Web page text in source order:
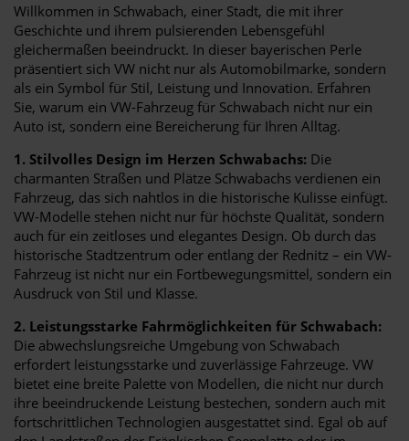
Willkommen in Schwabach, einer Stadt, die mit ihrer
Geschichte und ihrem pulsierenden Lebensgefühl
gleichermaßen beeindruckt. In dieser bayerischen Perle
präsentiert sich VW nicht nur als Automobilmarke, sondern
als ein Symbol für Stil, Leistung und Innovation. Erfahren
Sie, warum ein VW-Fahrzeug für Schwabach nicht nur ein
Auto ist, sondern eine Bereicherung für Ihren Alltag.
1. Stilvolles Design im Herzen Schwabachs: Die
charmanten Straßen und Plätze Schwabachs verdienen ein
Fahrzeug, das sich nahtlos in die historische Kulisse einfügt.
VW-Modelle stehen nicht nur für höchste Qualität, sondern
auch für ein zeitloses und elegantes Design. Ob durch das
historische Stadtzentrum oder entlang der Rednitz – ein VW-
Fahrzeug ist nicht nur ein Fortbewegungsmittel, sondern ein
Ausdruck von Stil und Klasse.
2. Leistungsstarke Fahrmöglichkeiten für Schwabach:
Die abwechslungsreiche Umgebung von Schwabach
erfordert leistungsstarke und zuverlässige Fahrzeuge. VW
bietet eine breite Palette von Modellen, die nicht nur durch
ihre beeindruckende Leistung bestechen, sondern auch mit
fortschrittlichen Technologien ausgestattet sind. Egal ob auf